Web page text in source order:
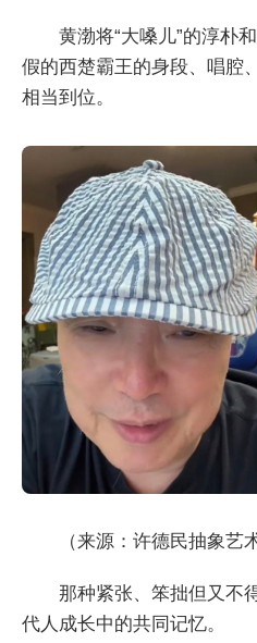
黄渤将“大嗓儿”的淳朴
假的西楚霸王的身段、唱腔
相当到位。
（来源：许德民抽象艺
那种紧张、笨拙但又不
代人成长中的共同记忆。